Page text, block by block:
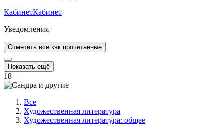
КабинетКабинет
Уведомления
Отметить все как прочитанные
Показать ещё
18+
Все
Художественная литература
Художественная литература: общее